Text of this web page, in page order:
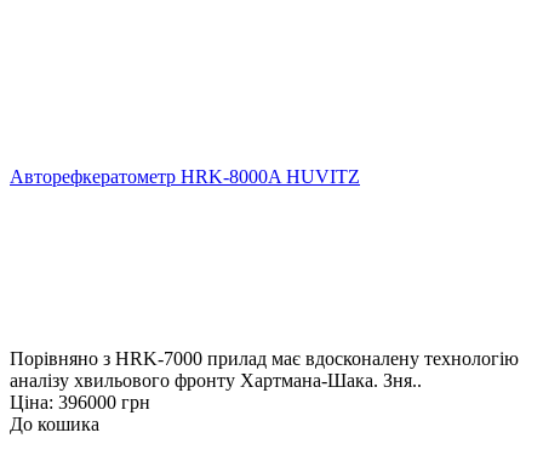
Авторефкератометр HRK-8000A HUVITZ
Порівняно з HRK-7000 прилад має вдосконалену технологію
аналізу хвильового фронту Хартмана-Шака. Зня..
Ціна: 396000 грн
До кошика